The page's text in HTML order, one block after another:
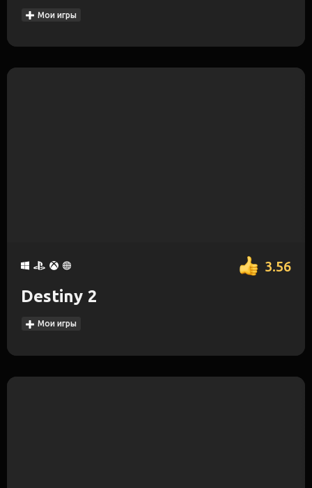
Мои игры
3.56
Destiny 2
Мои игры